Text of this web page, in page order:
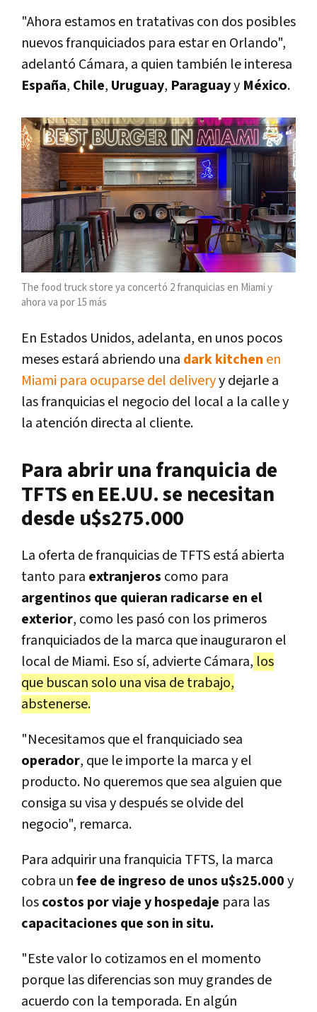
"Ahora estamos en tratativas con dos posibles
nuevos franquiciados para estar en Orlando",
adelantó Cámara, a quien también le interesa
España, Chile, Uruguay, Paraguayy México.
The food truck store ya concertó 2 franquicias en Miami y
ahora va por 15 más
En Estados Unidos, adelanta, en unos pocos
meses estará abriendo una dark kitchen en
Miami para ocuparse del deliveryy dejarle a
las franquicias el negocio del local a la calle y
la atención directa al cliente.
Para abrir una franquicia de
TFTS en EE.UU. se necesitan
desde u$s275.000
La oferta de franquicias de TFTS está abierta
tanto para extranjeros como para
argentinos que quieran radicarse en el
exterior, como les pasó con los primeros
franquiciados de la marca que inauguraron el
local de Miami. Eso sí, advierte Cámara, los
que buscan solo una visa de trabajo,
abstenerse.
"Necesitamos que el franquiciado sea
operador, que le importe la marca y el
producto. No queremos que sea alguien que
consiga su visa y después se olvide del
negocio", remarca.
Para adquirir una franquicia TFTS, la marca
cobra unfee de ingreso de unos u$s25.000y
loscostos por viaje y hospedaje para las
capacitaciones que son in situ.
"Este valor lo cotizamos en el momento
porque las diferencias son muy grandes de
acuerdo con la temporada. En algún